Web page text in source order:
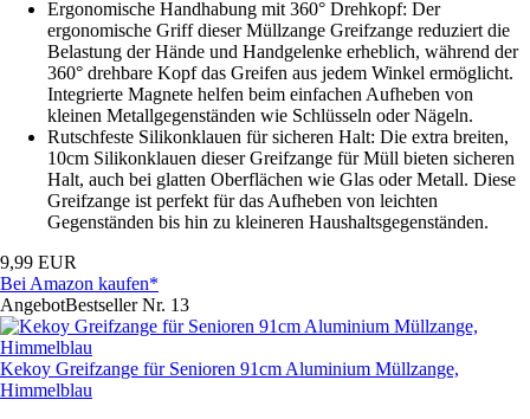
Ergonomische Handhabung mit 360° Drehkopf: Der
ergonomische Griff dieser Müllzange Greifzange reduziert die
Belastung der Hände und Handgelenke erheblich, während der
360° drehbare Kopf das Greifen aus jedem Winkel ermöglicht.
Integrierte Magnete helfen beim einfachen Aufheben von
kleinen Metallgegenständen wie Schlüsseln oder Nägeln.
Rutschfeste Silikonklauen für sicheren Halt: Die extra breiten,
10cm Silikonklauen dieser Greifzange für Müll bieten sicheren
Halt, auch bei glatten Oberflächen wie Glas oder Metall. Diese
Greifzange ist perfekt für das Aufheben von leichten
Gegenständen bis hin zu kleineren Haushaltsgegenständen.
9,99 EUR
Bei Amazon kaufen*
AngebotBestseller Nr. 13
Kekoy Greifzange für Senioren 91cm Aluminium Müllzange,
Himmelblau